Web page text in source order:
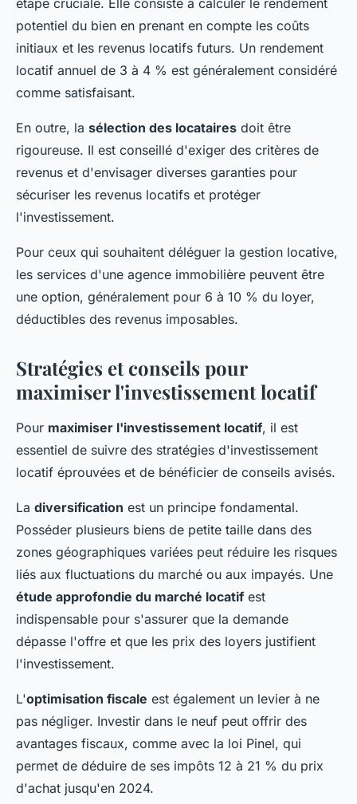
étape cruciale. Elle consiste à calculer le rendement
potentiel du bien en prenant en compte les coûts
initiaux et les revenus locatifs futurs. Un rendement
locatif annuel de 3 à 4 % est généralement considéré
comme satisfaisant.
En outre, la sélection des locataires doit être
rigoureuse. Il est conseillé d'exiger des critères de
revenus et d'envisager diverses garanties pour
sécuriser les revenus locatifs et protéger
l'investissement.
Pour ceux qui souhaitent déléguer la gestion locative,
les services d'une agence immobilière peuvent être
une option, généralement pour 6 à 10 % du loyer,
déductibles des revenus imposables.
Stratégies et conseils pour
maximiser l'investissement locatif
Pour maximiser l'investissement locatif, il est
essentiel de suivre des stratégies d'investissement
locatif éprouvées et de bénéficier de conseils avisés.
La diversification est un principe fondamental.
Posséder plusieurs biens de petite taille dans des
zones géographiques variées peut réduire les risques
liés aux fluctuations du marché ou aux impayés. Une
étude approfondie du marché locatif est
indispensable pour s'assurer que la demande
dépasse l'offre et que les prix des loyers justifient
l'investissement.
L'optimisation fiscale est également un levier à ne
pas négliger. Investir dans le neuf peut offrir des
avantages fiscaux, comme avec la loi Pinel, qui
permet de déduire de ses impôts 12 à 21 % du prix
d'achat jusqu'en 2024.